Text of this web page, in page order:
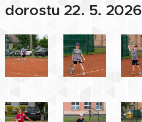
dorostu 22. 5. 2026